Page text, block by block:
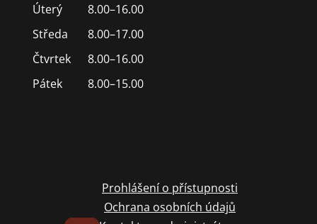
Úterý
8.00–16.00
Středa
8.00–17.00
Čtvrtek
8.00–16.00
Pátek
8.00–15.00
Prohlášení o přístupnosti
Ochrana osobních údajů